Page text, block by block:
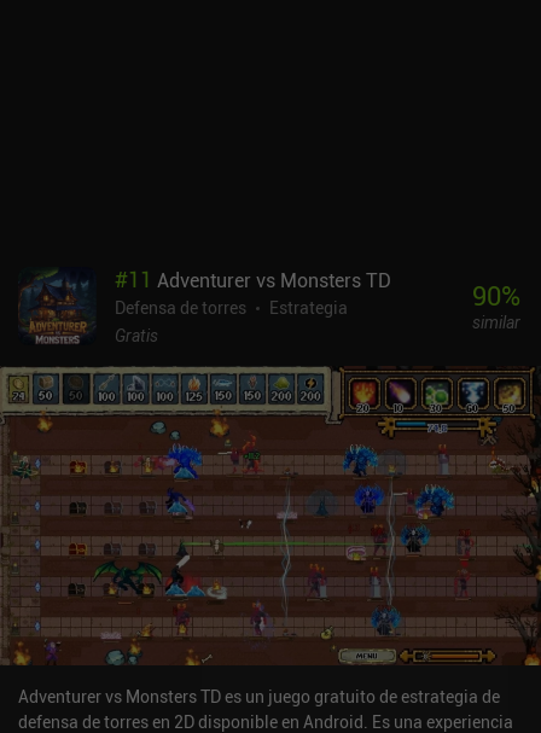
#11 Adventurer vs Monsters TD
Defensa de torres
Estrategia
Gratis
90%
similar
Adventurer vs Monsters TD es un juego gratuito de estrategia de
defensa de torres en 2D disponible en Android. Es una experiencia